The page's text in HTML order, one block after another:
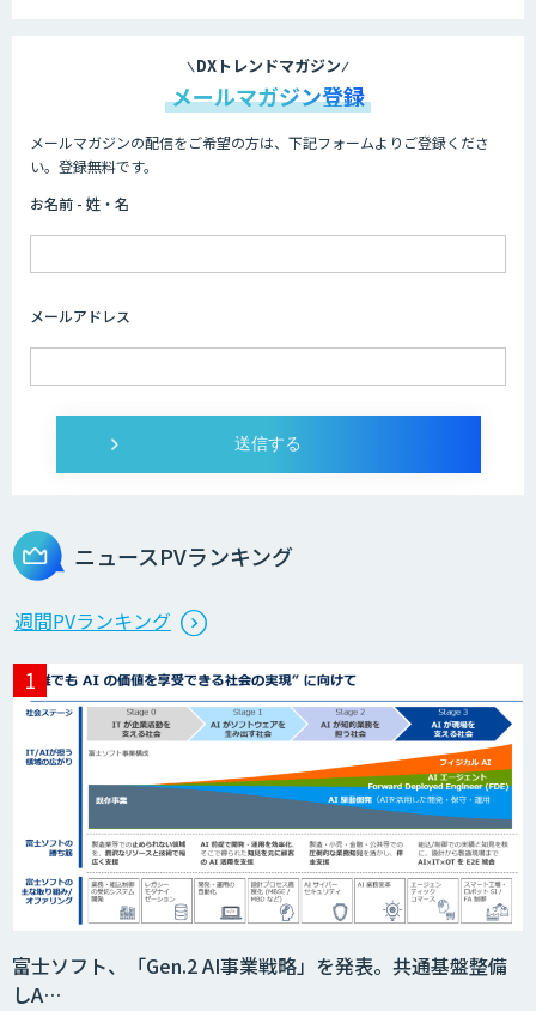
DXトレンドマガジン
メールマガジン登録
メールマガジンの配信をご希望の方は、下記フォームよりご登録くださ
い。登録無料です。
お名前 - 姓・名
メールアドレス
ニュースPVランキング
週間PVランキング
富士ソフト、「Gen.2 AI事業戦略」を発表。共通基盤整備
しA…